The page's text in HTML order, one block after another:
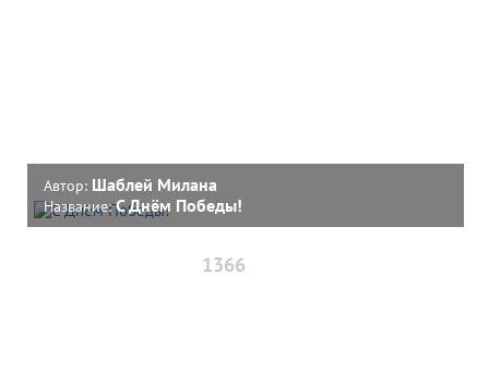
Автор: Шаблей Милана
Название:С Днём Победы!
1366